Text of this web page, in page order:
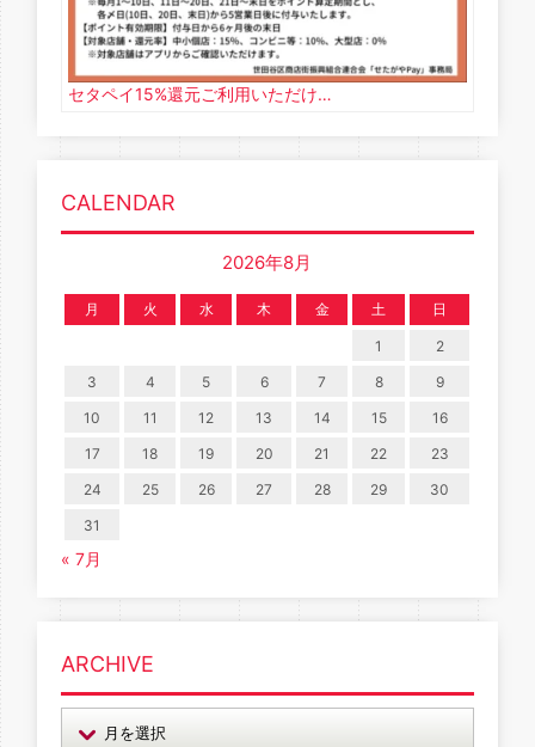
セタペイ15%還元ご利用いただけ…
CALENDAR
2026年8月
月 火 水 木 金 土 日
1
2
3
4 5 6 7 8
9
10
11 12 13 14 15
16
17
18 19 20 21 22
23
24
25 26 27 28 29
30
31
« 7月
ARCHIVE